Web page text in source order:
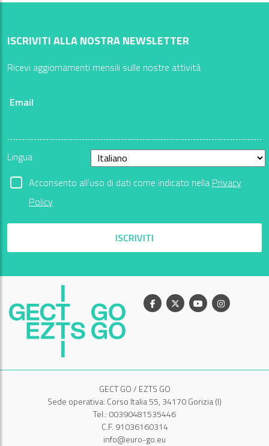
ISCRIVITI ALLA NOSTRA NEWSLETTER
Ricevi aggiornamenti mensili sulle nostre attività
Email
Lingua
Acconsento all'uso di dati come indicato nella Privacy
Policy
ISCRIVITI
Facebook
X YoutubeInstagram
GECT GO / EZTS GO
Sede operativa: Corso Italia 55, 34170 Gorizia (I)
Tel.: 00390481535446
C.F. 91036160314
info@euro-go.eu